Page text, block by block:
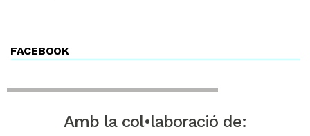
FACEBOOK
Amb la col•laboració de: